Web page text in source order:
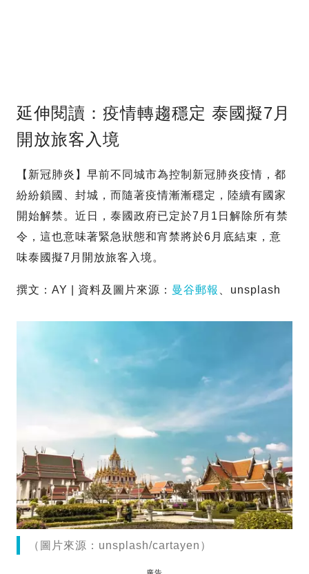
延伸閱讀：疫情轉趨穩定 泰國擬7月
開放旅客入境
【新冠肺炎】早前不同城市為控制新冠肺炎疫情，都
紛紛鎖國、封城，而隨著疫情漸漸穩定，陸續有國家
開始解禁。近日，泰國政府已定於7月1日解除所有禁
令，這也意味著緊急狀態和宵禁將於6月底結束，意
味泰國擬7月開放旅客入境。
撰文：AY | 資料及圖片來源： 曼谷郵報 、unsplash
（圖片來源：unsplash/cartayen）